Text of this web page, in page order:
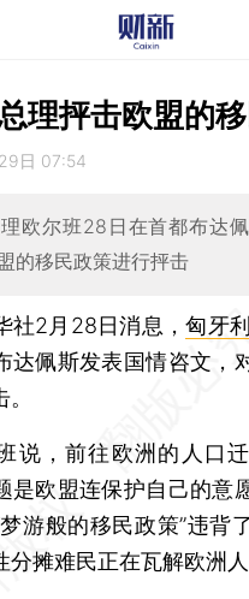
理抨击欧盟的
日 07:54
欧尔班28日在首都布达
的移民政策进行抨击
2月28日消息，匈牙利
达佩斯发表国情咨文，
，前往欧洲的人口迁
是欧盟连保护自己的意
游般的移民政策”违背
分摊难民正在瓦解欧洲人